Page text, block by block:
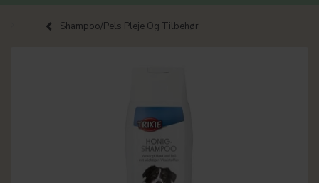
Shampoo/Pels Pleje Og Tilbehør